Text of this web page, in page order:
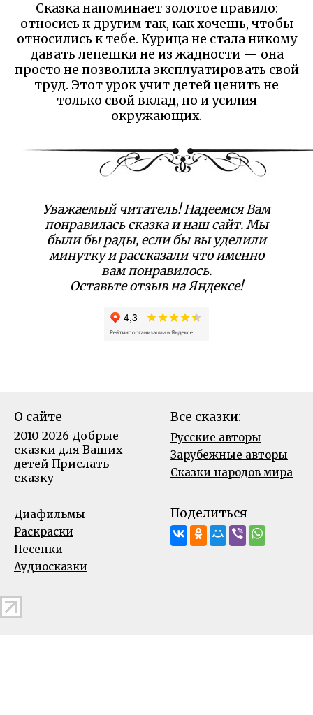
Сказка напоминает золотое правило:
относись к другим так, как хочешь, чтобы
относились к тебе. Курица не стала никому
давать лепешки не из жадности — она
просто не позволила эксплуатировать свой
труд. Этот урок учит детей ценить не
только свой вклад, но и усилия
окружающих.
Уважаемый читатель! Надеемся Вам
понравилась сказка и наш сайт. Мы
были бы рады, если бы вы уделили
минутку и рассказали что именно
вам понравилось.
Оставьте отзыв на Яндексе!
О сайте
2010-2026 Добрые
сказки для Ваших
детей Прислать
сказку
Все сказки:
Русские авторы
Зарубежные авторы
Сказки народов мира
Диафильмы
Раскраски
Песенки
Аудиосказки
Поделиться